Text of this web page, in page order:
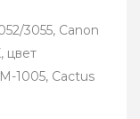
3055, Canon
цвет
1005, Cactus